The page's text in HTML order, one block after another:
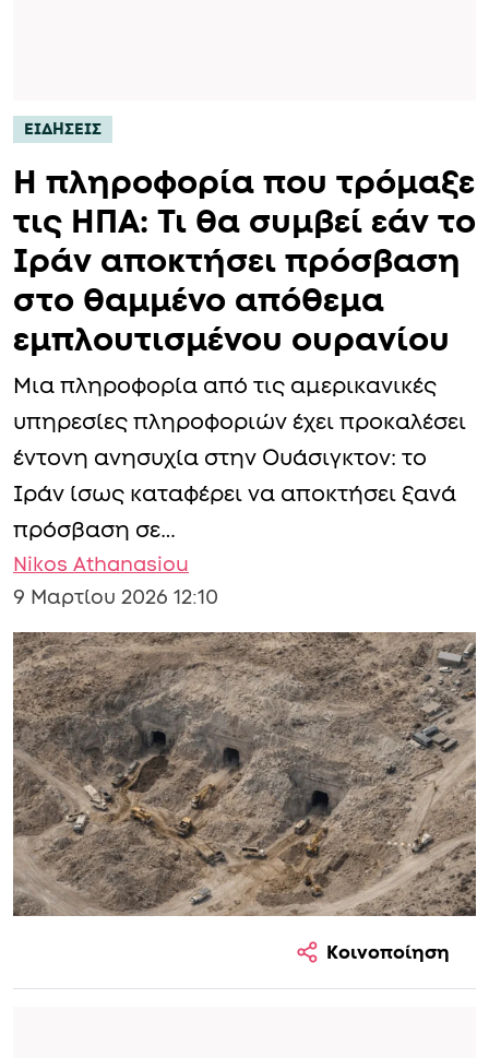
ΕΙΔΗΣΕΙΣ
Η πληροφορία που τρόμαξε
τις ΗΠΑ: Τι θα συμβεί εάν το
Ιράν αποκτήσει πρόσβαση
στο θαμμένο απόθεμα
εμπλουτισμένου ουρανίου
Μια πληροφορία από τις αμερικανικές
υπηρεσίες πληροφοριών έχει προκαλέσει
έντονη ανησυχία στην Ουάσιγκτον: το
Ιράν ίσως καταφέρει να αποκτήσει ξανά
πρόσβαση σε…
Nikos Athanasiou
9 Μαρτίου 2026 12:10
Κοινοποίηση